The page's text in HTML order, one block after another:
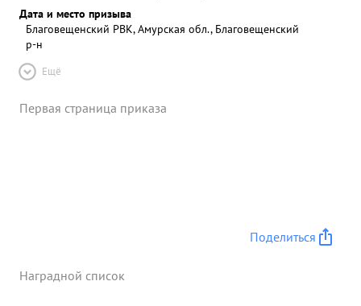
Дата и место призыва
Благовещенский РВК, Амурская обл., Благовещенский
р-н
Ещё
Первая страница приказа
Поделиться
Наградной список